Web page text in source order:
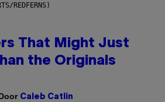
REDFERNS)
That Might Just
the Originals
Caleb Catlin